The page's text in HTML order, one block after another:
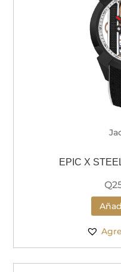
EPIC X
Q